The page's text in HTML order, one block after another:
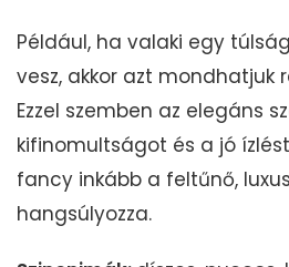
Például, ha valaki egy
vesz, akkor azt mondhatjuk
Ezzel szemben az elegáns
kifinomultságot és a jó
fancy inkább a feltűnő,
hangsúlyozza.